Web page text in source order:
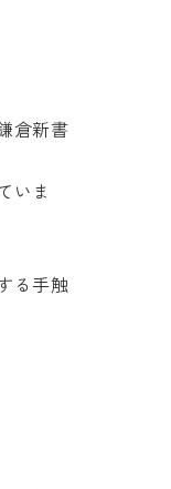
倉新書
いま
る手触